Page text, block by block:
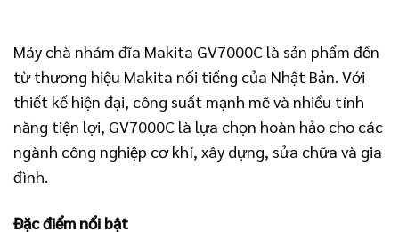
Máy chà nhám đĩa Makita GV7000C là sản phẩm đến
từ thương hiệu Makita nổi tiếng của Nhật Bản. Với
thiết kế hiện đại, công suất mạnh mẽ và nhiều tính
năng tiện lợi, GV7000C là lựa chọn hoàn hảo cho các
ngành công nghiệp cơ khí, xây dựng, sửa chữa và gia
đình.
Đặc điểm nổi bật